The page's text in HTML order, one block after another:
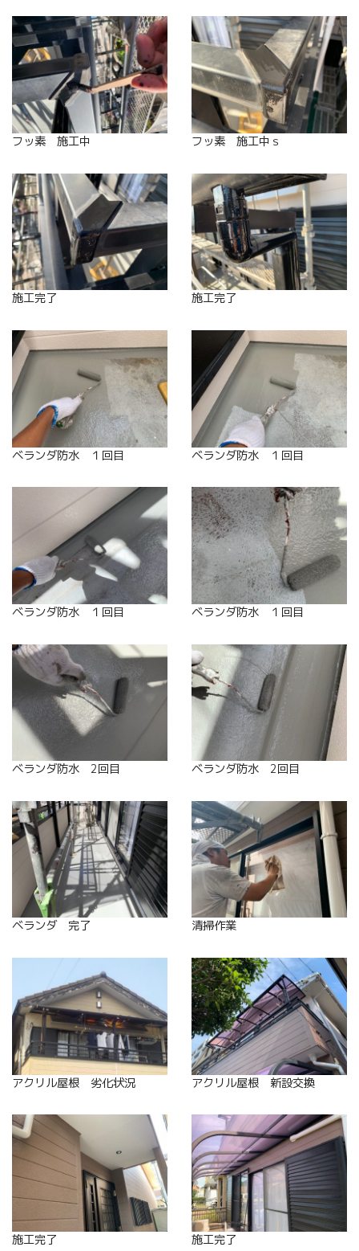
フッ素 施工中 フッ素 施工中ｓ
施工完了 施工完了
ベランダ防水 １回目 ベランダ防水 １回目
ベランダ防水 １回目 ベランダ防水 １回目
ベランダ防水 2回目 ベランダ防水 2回目
ベランダ 完了 清掃作業
アクリル屋根 劣化状況 アクリル屋根 新設交換
施工完了 施工完了